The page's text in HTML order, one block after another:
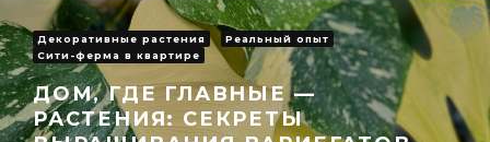
Декоративные растения
Реальный опыт
Сити-ферма в квартире
ДОМ, ГДЕ ГЛАВНЫЕ —
РАСТЕНИЯ: СЕКРЕТЫ